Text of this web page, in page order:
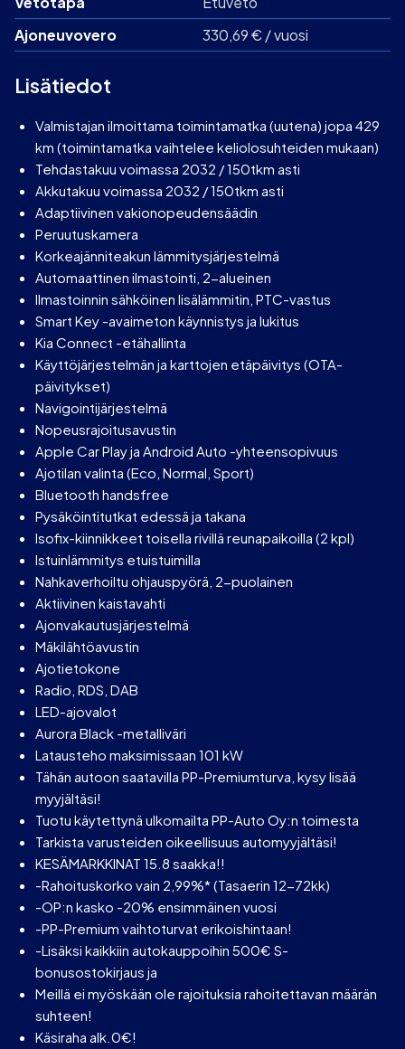
Ajoneuvovero
330,69 € / vuosi
Lisätiedot
Valmistajan ilmoittama toimintamatka (uutena) jopa 429
km (toimintamatka vaihtelee keliolosuhteiden mukaan)
Tehdastakuu voimassa 2032 / 150tkm asti
Akkutakuu voimassa 2032 / 150tkm asti
Adaptiivinen vakionopeudensäädin
Peruutuskamera
Korkeajänniteakun lämmitysjärjestelmä
Automaattinen ilmastointi, 2-alueinen
Ilmastoinnin sähköinen lisälämmitin, PTC-vastus
Smart Key -avaimeton käynnistys ja lukitus
Kia Connect -etähallinta
Käyttöjärjestelmän ja karttojen etäpäivitys (OTA-
päivitykset)
Navigointijärjestelmä
Nopeusrajoitusavustin
Apple Car Play ja Android Auto -yhteensopivuus
Ajotilan valinta (Eco, Normal, Sport)
Bluetooth handsfree
Pysäköintitutkat edessä ja takana
Isofix-kiinnikkeet toisella rivillä reunapaikoilla (2 kpl)
Istuinlämmitys etuistuimilla
Nahkaverhoiltu ohjauspyörä, 2-puolainen
Aktiivinen kaistavahti
Ajonvakautusjärjestelmä
Mäkilähtöavustin
Ajotietokone
Radio, RDS, DAB
LED-ajovalot
Aurora Black -metalliväri
Latausteho maksimissaan 101 kW
Tähän autoon saatavilla PP-Premiumturva, kysy lisää
myyjältäsi!
Tuotu käytettynä ulkomailta PP-Auto Oy:n toimesta
Tarkista varusteiden oikeellisuus automyyjältäsi!
KESÄMARKKINAT 15.8 saakka!!
-Rahoituskorko vain 2,99%* (Tasaerin 12-72kk)
-OP:n kasko -20% ensimmäinen vuosi
-PP-Premium vaihtoturvat erikoishintaan!
-Lisäksi kaikkiin autokauppoihin 500€ S-
bonusostokirjaus ja
Meillä ei myöskään ole rajoituksia rahoitettavan määrän
suhteen!
Käsiraha alk.0€!